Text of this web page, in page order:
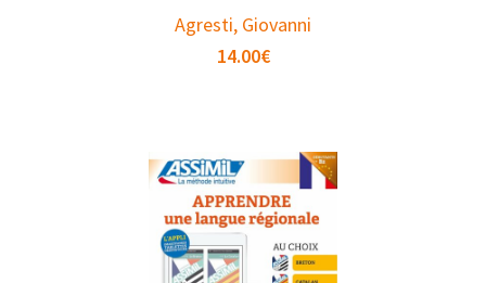
Agresti, Giovanni
14.00€